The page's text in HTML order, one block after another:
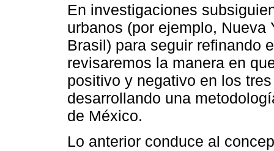
En investigaciones
urbanos (por ejemplo,
Brasil) para seguir refinando
revisaremos la manera en
positivo y negativo en los
desarrollando una
de México.
Lo anterior conduce al